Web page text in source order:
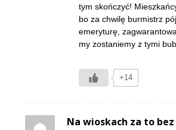
tym skończyć!
bo za chwilę burmistrz
emeryturę,
my zostaniemy z tymi
+14
Na wioskach za to